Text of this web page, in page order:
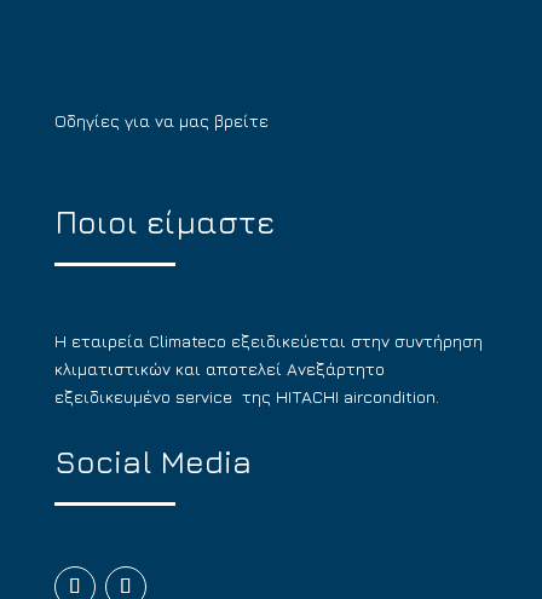
Οδηγίες για να μας βρείτε
Ποιοι είμαστε
Η εταιρεία Climateco εξειδικεύεται στην συντήρηση
κλιματιστικών και αποτελεί Ανεξάρτητο
εξειδικευμένο service της HITACHI aircondition.
Social Media